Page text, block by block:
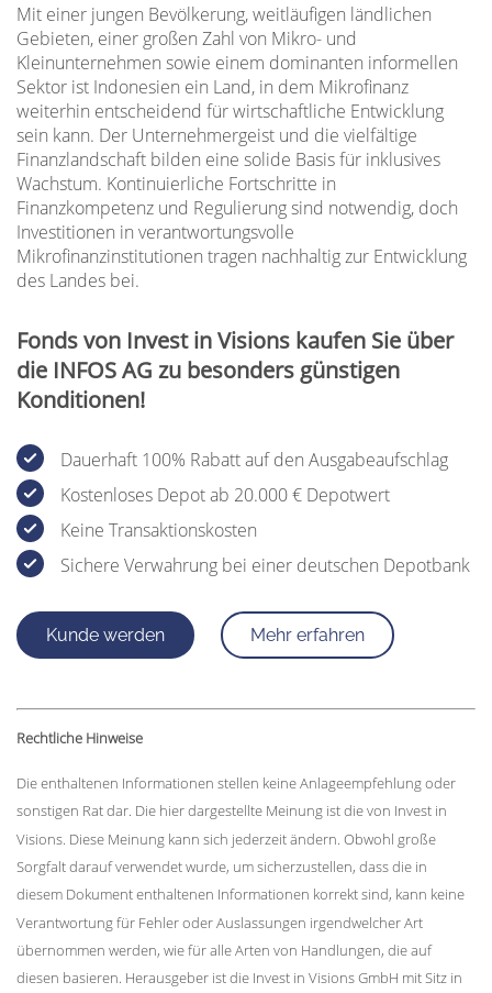
Mit einer jungen Bevölkerung, weitläufigen ländlichen
Gebieten, einer großen Zahl von Mikro- und
Kleinunternehmen sowie einem dominanten informellen
Sektor ist Indonesien ein Land, in dem Mikrofinanz
weiterhin entscheidend für wirtschaftliche Entwicklung
sein kann. Der Unternehmergeist und die vielfältige
Finanzlandschaft bilden eine solide Basis für inklusives
Wachstum. Kontinuierliche Fortschritte in
Finanzkompetenz und Regulierung sind notwendig, doch
Investitionen in verantwortungsvolle
Mikrofinanzinstitutionen tragen nachhaltig zur Entwicklung
des Landes bei.
Fonds von Invest in Visions kaufen Sie über
die INFOS AG zu besonders günstigen
Konditionen!
Dauerhaft 100% Rabatt auf den Ausgabeaufschlag
Kostenloses Depot ab 20.000 € Depotwert
Keine Transaktionskosten
Sichere Verwahrung bei einer deutschen Depotbank
Kunde werden Mehr erfahren
Rechtliche Hinweise
Die enthaltenen Informationen stellen keine Anlageempfehlung oder
sonstigen Rat dar. Die hier dargestellte Meinung ist die von Invest in
Visions. Diese Meinung kann sich jederzeit ändern. Obwohl große
Sorgfalt darauf verwendet wurde, um sicherzustellen, dass die in
diesem Dokument enthaltenen Informationen korrekt sind, kann keine
Verantwortung für Fehler oder Auslassungen irgendwelcher Art
übernommen werden, wie für alle Arten von Handlungen, die auf
diesen basieren. Herausgeber ist die Invest in Visions GmbH mit Sitz in